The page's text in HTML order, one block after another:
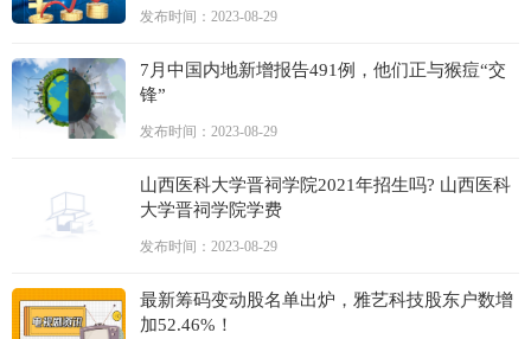
发布时间：2023-08-29
7月中国内地新增报告491例，他们正与猴痘“交
锋”
发布时间：2023-08-29
山西医科大学晋祠学院2021年招生吗? 山西医科
大学晋祠学院学费
发布时间：2023-08-29
最新筹码变动股名单出炉，雅艺科技股东户数增
加52.46%！